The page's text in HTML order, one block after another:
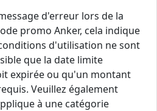
d'erreur lors de la
promo Anker, cela indique
d'utilisation ne sont
que la date limite
expirée ou qu'un montant
Veuillez également
à une catégorie